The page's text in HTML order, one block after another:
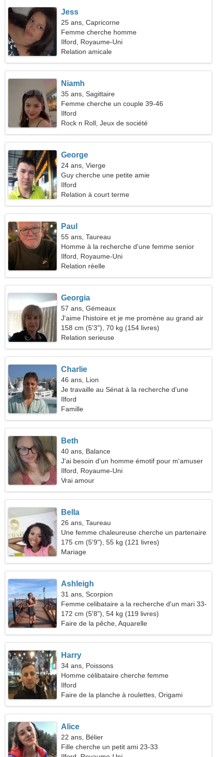
Jess
25 ans, Capricorne
Femme cherche homme
Ilford, Royaume-Uni
Relation amicale
Niamh
35 ans, Sagittaire
Femme cherche un couple 39-46
Ilford
Rock n Roll, Jeux de société
George
24 ans, Vierge
Guy cherche une petite amie
Ilford
Relation à court terme
Paul
55 ans, Taureau
Homme à la recherche d'une femme senior
Ilford, Royaume-Uni
Relation réelle
Georgia
57 ans, Gémeaux
J'aime l'histoire et je me promène au grand air
158 cm (5'3"), 70 kg (154 livres)
Relation serieuse
Charlie
46 ans, Lion
Je travaille au Sénat à la recherche d'une
femme timide
Ilford
Famille
Beth
40 ans, Balance
J'ai besoin d'un homme émotif pour m'amuser
Ilford, Royaume-Uni
Vrai amour
Bella
26 ans, Taureau
Une femme chaleureuse cherche un partenaire
175 cm (5'9"), 55 kg (121 livres)
Mariage
Ashleigh
31 ans, Scorpion
Femme celibataire a la recherche d'un mari 33-
42
172 cm (5'8"), 54 kg (119 livres)
Faire de la pêche, Aquarelle
Harry
34 ans, Poissons
Homme célibataire cherche femme
Ilford
Faire de la planche à roulettes, Origami
Alice
22 ans, Bélier
Fille cherche un petit ami 23-33